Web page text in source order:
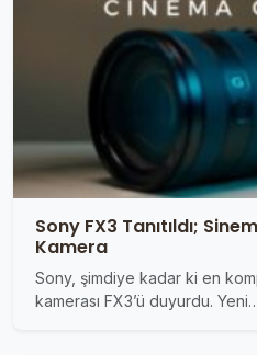
Sony FX3 Tanıtıldı;
Kamera
Sony, şimdiye kadar ki en
kamerası FX3’ü duyurdu.